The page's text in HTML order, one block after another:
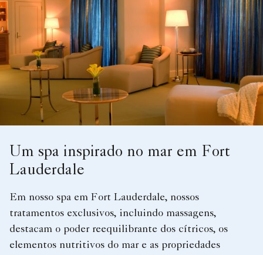
Um spa inspirado no mar em Fort
Lauderdale
Em nosso spa em Fort Lauderdale, nossos
tratamentos exclusivos, incluindo massagens,
destacam o poder reequilibrante dos cítricos, os
elementos nutritivos do mar e as propriedades